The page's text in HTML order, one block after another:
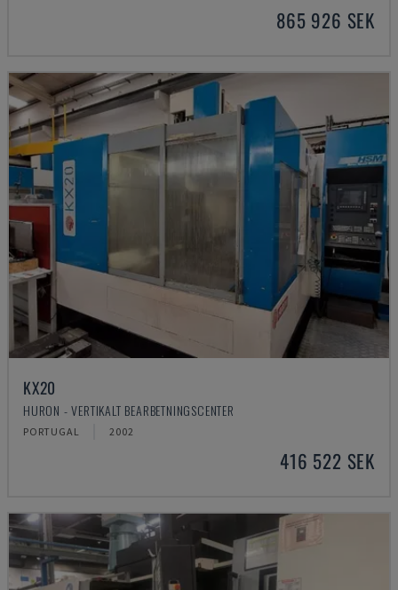
865 926 SEK
KX20
HURON - VERTIKALT BEARBETNINGSCENTER
PORTUGAL 2002
416 522 SEK